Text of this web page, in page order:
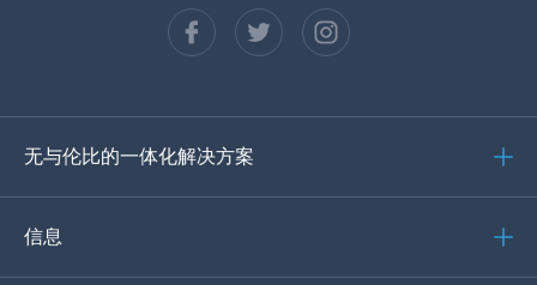
西班牙语
德语
无与伦比的一体化解决方案
信息